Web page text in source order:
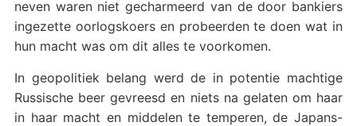
neven waren niet gecharmeerd van de door bankiers
ingezette oorlogskoers en probeerden te doen wat in
hun macht was om dit alles te voorkomen.
In geopolitiek belang werd de in potentie machtige
Russische beer gevreesd en niets na gelaten om haar
in haar macht en middelen te temperen, de Japans-